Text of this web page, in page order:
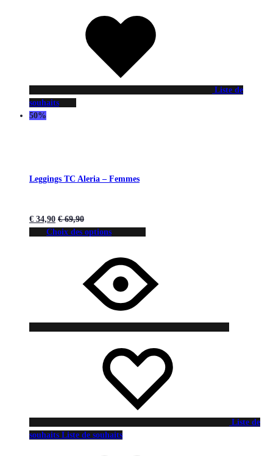
Liste de
souhaits
50%
Leggings TC Aleria – Femmes
€ 34,90 €69,90
Choix des options
Liste de
souhaits Liste de souhaits